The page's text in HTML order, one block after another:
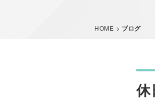
HOME > ブログ